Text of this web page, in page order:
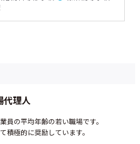
代理人
員の平均年齢の若い職場です。
積極的に奨励しています。